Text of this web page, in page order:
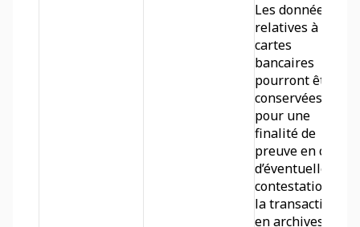
Les données
relatives à vos
cartes
bancaires
pourront être
conservées,
pour une
finalité de
preuve en cas
d’éventuelle
contestation de
la transaction,
en archives